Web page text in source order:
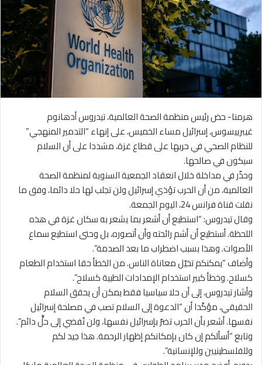
هرمنا- حض رئيس منظمة الصحة العالمية، تيدروس أدهانوم
غيبرييسوس، إسرائيل مساء الخميس، على إنهاء “التدمير المنهجي”
للنظام الصحي في حربها على قطاع غزة، مشددا على أن السلام
سيكون في صالحها.
وحذّر في مداخلة خلال انعقاد الجمعية السنوية لمنظمة الصحة
العالمية، من أن الحرب تؤذي إسرائيل ولن تجلب لها حلا دائما، وفق ما
نقلت قناة فرانس 24، اليوم الجمعة.
وقال تيدروس: “استطيع أن أشعر بما يشعر به سكان غزة في هذه
اللحظة. أستطيع أن أشم رائحته وأن أتصوره، بل وحتى استطيع سماع
الأصوات. وهذا بسبب اضطراب ما بعد الصدمة”.
وأضاف “يمكنكم تخيّل معاناة الناس. من الخطأ حقا استخدام الطعام
كسلاح. وخطأ كبير استخدام الإمدادات الطبية كسلاح”.
وأشار تيدروس، إلى أن حلا سياسيا فقط يمكن أن يحقق السلام
الحقيقي، مؤكّدا أن “الدعوة إلى السلام تصب في مصلحة إسرائيل
نفسها. أشعر بأن الحرب تضرّ بإسرائيل نفسها، ولن تُفضي إلى حلٍّ دائم”.
وتابع “أسألكم إن كان بإمكانكم إظهار الرحمة. هذا جيد لكم
وللفلسطينيين وللإنسانية”.